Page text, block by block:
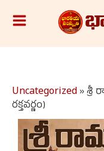
content
Uncategorized»శ్రీ
రక్తవర్ణం)
e
a
c
h